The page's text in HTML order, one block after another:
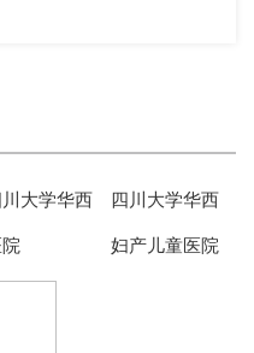
川大学华西 四川大学华西
妇产儿童医院